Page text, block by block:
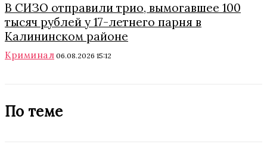
В СИЗО отправили трио, вымогавшее 100
тысяч рублей у 17-летнего парня в
Калининском районе
Криминал 06.08.2026 15:12
По теме